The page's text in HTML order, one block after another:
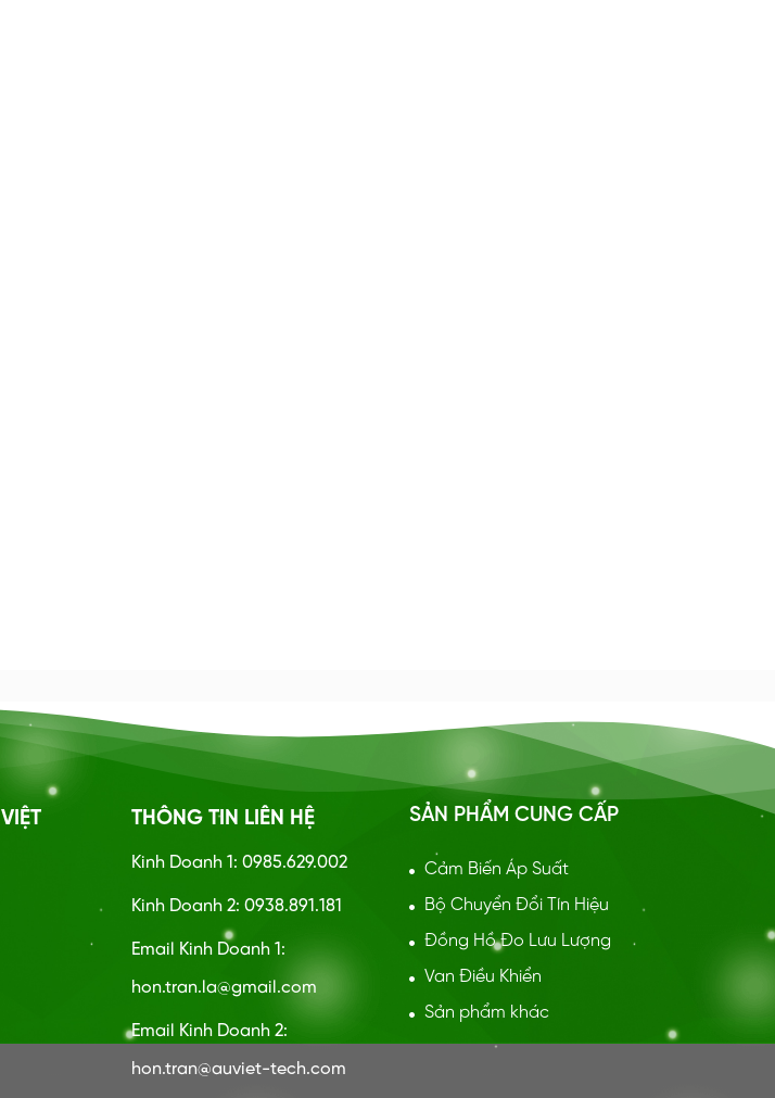
THÔNG TIN LIÊN HỆ
Kinh Doanh 1: 0985.629.002
Kinh Doanh 2: 0938.891.181
Email Kinh Doanh 1:
hon.tran.la@gmail.com
Email Kinh Doanh 2:
hon.tran@auviet-tech.com
SẢN PHẨM CUNG CẤP
Cảm Biến Áp Suất
Bộ Chuyển Đổi Tín Hiệu
Đồng Hồ Đo Lưu Lượng
Van Điều Khiển
Sản phẩm khác